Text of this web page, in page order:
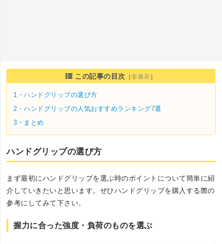
この記事の目次 ［非表示 ］
1・ハンドグリップの選び方
2・ハンドグリップの人気おすすめランキング7選
3・ まとめ
ハンドグリップの選び方
まず最初にハンドグリップを選ぶ時のポイントについて簡単に紹
介していきたいと思います。ぜひハンドグリップを購入する際の
参考にしてみて下さい。
握力に合った強度・負荷のものを選ぶ